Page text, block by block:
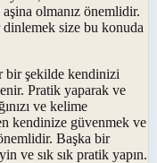
olmanız önemlidir.
size bu konuda
bir şekilde kendinizi
Pratik yaparak ve
ve kelime
kendinize güvenmek ve
Başka bir
ve sık sık pratik yapın.